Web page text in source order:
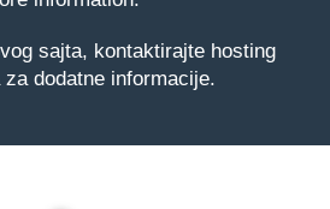
sajta, kontaktirajte hosting
za dodatne informacije.